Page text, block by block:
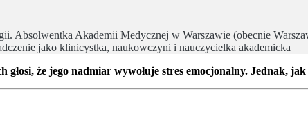
Absolwentka Akademii Medycznej w Warszawie (obecnie
jako klinicystka, naukowczyni i nauczycielka akademicka
że jego nadmiar wywołuje stres emocjonalny. Jednak,